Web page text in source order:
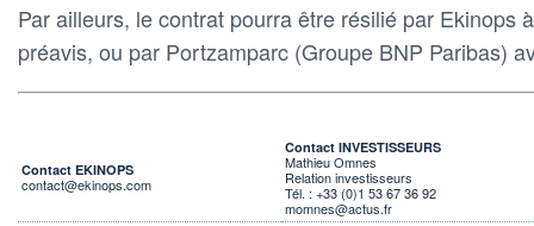
Par ailleurs, le contrat pourra être résilié par Ekinops
préavis, ou par Portzamparc (Groupe BNP Paribas)
Contact EKINOPS
contact@ekinops.com
Contact INVESTISSEURS
Mathieu Omnes
Relation investisseurs
Tél. : +33 (0)1 53 67 36 92
momnes@actus.fr